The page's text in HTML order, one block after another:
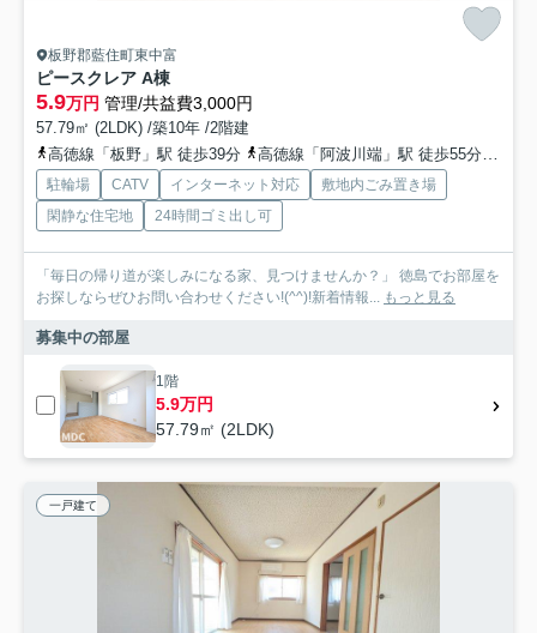
板野郡藍住町東中富
ピースクレア A棟
5.9万円 管理/共益費3,000円
57.79㎡ (2LDK) /築10年 /2階建
高徳線「板野」駅 徒歩39分
高徳線「阿波川端」駅 徒歩55分
駐輪場 CATV インターネット対応
敷地内ごみ置き場
閑静な住宅地
24時間ゴミ出し可
「毎日の帰り道が楽しみになる家、見つけませんか？」 徳島でお部屋を
お探しならぜひお問い合わせください!(^^)!新着情報...
もっと見る
募集中の部屋
1階
5.9万円
57.79㎡ (2LDK)
一戸建て